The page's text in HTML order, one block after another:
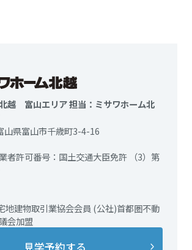
越 富山エリア 担当：ミサワホーム北
山県富山市千歳町3-4-16
者許可番号：国土交通大臣免許 （3）第
地建物取引業協会会員 (公社)首都圏不動
会加盟
見学予約する